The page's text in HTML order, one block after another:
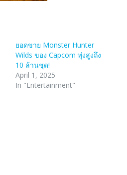
ยอดขาย Monster Hunter
Wilds ของ Capcom พุ่งสูงถึง
10 ล้านชุด!
April 1, 2025
In "Entertainment"